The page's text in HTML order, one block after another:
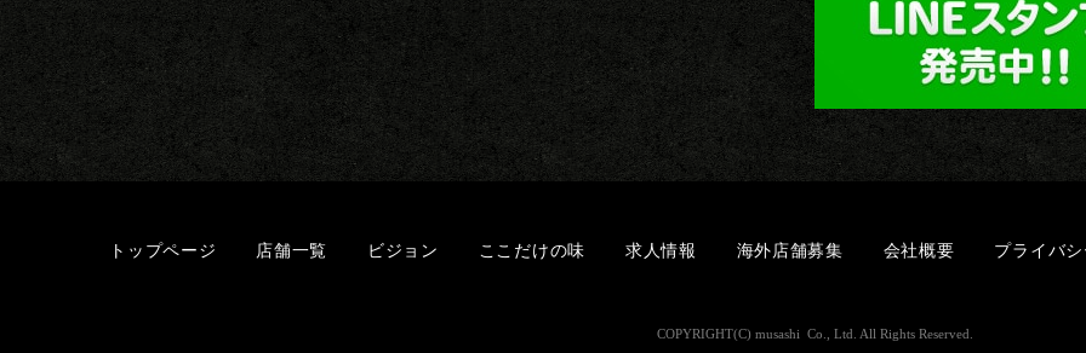
トップページ 店舗一覧 ビジョン ここだけの味 求人情報 海外店舗募集 会社概要 プライバ
COPYRIGHT(C) musashi Co., Ltd. All Rights Reserved.